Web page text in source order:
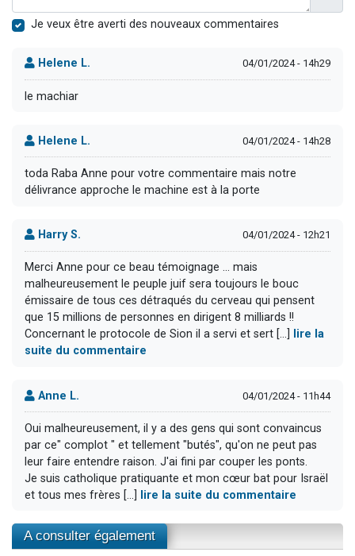
Je veux être averti des nouveaux commentaires
Helene L. 04/01/2024 - 14h29
le machiar
Helene L. 04/01/2024 - 14h28
toda Raba Anne pour votre commentaire mais notre
délivrance approche le machine est à la porte
Harry S. 04/01/2024 - 12h21
Merci Anne pour ce beau témoignage ... mais
malheureusement le peuple juif sera toujours le bouc
émissaire de tous ces détraqués du cerveau qui pensent
que 15 millions de personnes en dirigent 8 milliards !!
Concernant le protocole de Sion il a servi et sert [...]
lire la
suite du commentaire
Anne L. 04/01/2024 - 11h44
Oui malheureusement, il y a des gens qui sont convaincus
par ce" complot " et tellement "butés", qu'on ne peut pas
leur faire entendre raison. J'ai fini par couper les ponts.
Je suis catholique pratiquante et mon cœur bat pour Israël
et tous mes frères [...]
lire la suite du commentaire
A consulter également